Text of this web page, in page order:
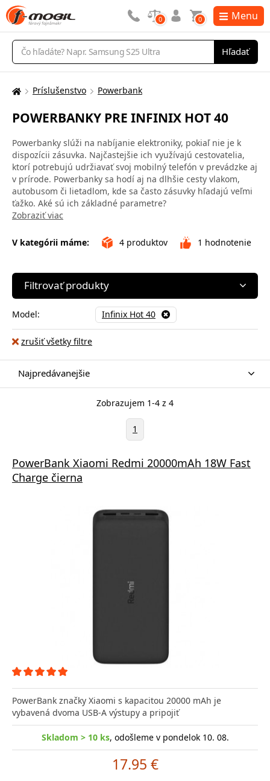
Vyhľadávanie
Hľadať
0 0 Menu
Tu
nachádzate:
Príslušenstvo Powerbank
POWERBANKY PRE INFINIX HOT 40
Powerbanky slúži na nabíjanie elektroniky, pokiaľ nie je k
dispozícii zásuvka. Najčastejšie ich využívajú cestovatelia,
ktorí potrebujú udržiavať svoj mobilný telefón v prevádzke aj
v prírode. Powerbanky sa hodí aj na dlhšie cesty vlakom,
autobusom či lietadlom, kde sa často zásuvky hľadajú veľmi
ťažko. Aké sú ich základné parametre?
Zobraziť viac
V kategórii máme: 4 produktov 1 hodnotenie
Filtrovať produkty
Model: Infinix Hot 40
zrušiť všetky filtre
Najpredávanejšie
Zobrazujem 1-4 z 4
1
PowerBank Xiaomi Redmi 20000mAh 18W Fast
Charge čierna
PowerBank značky Xiaomi s kapacitou 20000 mAh je
vybavená dvoma USB-A výstupy a pripojiť
Skladom > 10 ks, odošleme v pondelok 10. 08.
17.95 €